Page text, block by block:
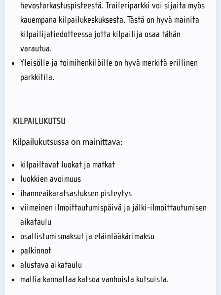
hevostarkastuspisteestä. Traileriparkki voi sijaita myös
kauempana kilpailukeskuksesta. Tästä on hyvä mainita
kilpailijatiedotteessa jotta kilpailija osaa tähän
varautua.
Yleisölle ja toimihenkilöille on hyvä merkitä erillinen
parkkitila.
KILPAILUKUTSU
Kilpailukutsussa on mainittava:
kilpailtavat luokat ja matkat
luokkien avoimuus
ihanneaikaratsastuksen pisteytys
viimeinen ilmoittautumispäivä ja jälki-ilmoittautumisen
aikataulu
osallistumismaksut ja eläinlääkärimaksu
palkinnot
alustava aikataulu
mallia kannattaa katsoa vanhoista kutsuista.